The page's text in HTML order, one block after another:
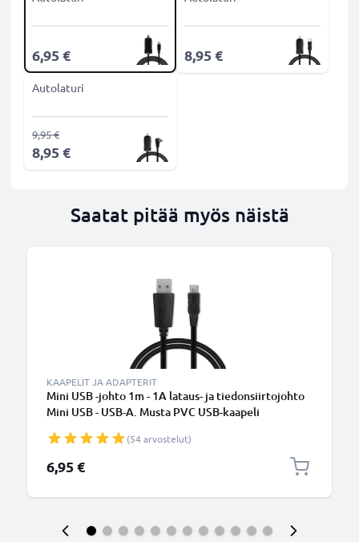
6,95 € 8,95 €
Autolaturi
8,95 €
9,95 €
Saatat pitää myös näistä
KAAPELIT JA ADAPTERIT
Mini USB -johto 1m - 1A lataus- ja tiedonsiirtojohto
Mini USB - USB-A. Musta PVC USB-kaapeli
(54 arvostelut)
6,95 €